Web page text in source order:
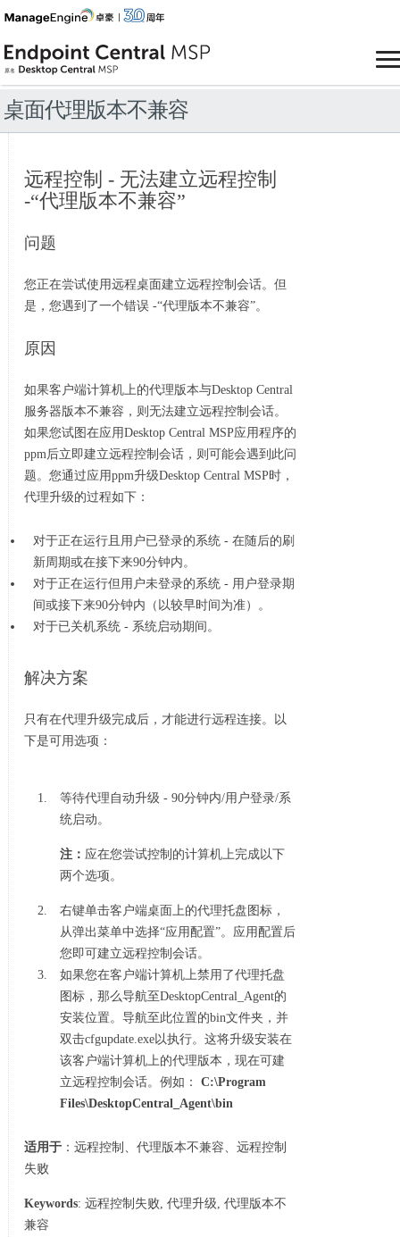
桌面代理版本不兼容
远程控制 - 无法建立远程控制
-“代理版本不兼容”
问题
您正在尝试使用远程桌面建立远程控制会话。但
是，您遇到了一个错误 -“代理版本不兼容”。
原因
如果客户端计算机上的代理版本与Desktop Central
服务器版本不兼容，则无法建立远程控制会话。
如果您试图在应用Desktop Central MSP应用程序的
ppm后立即建立远程控制会话，则可能会遇到此问
题。您通过应用ppm升级Desktop Central MSP时，
代理升级的过程如下：
对于正在运行且用户已登录的系统 - 在随后的刷
新周期或在接下来90分钟内。
对于正在运行但用户未登录的系统 - 用户登录期
间或接下来90分钟内（以较早时间为准）。
对于已关机系统 - 系统启动期间。
解决方案
只有在代理升级完成后，才能进行远程连接。以
下是可用选项：
等待代理自动升级 - 90分钟内/用户登录/系
统启动。
注： 应在您尝试控制的计算机上完成以下
两个选项。
右键单击客户端桌面上的代理托盘图标，
从弹出菜单中选择“应用配置”。应用配置后
您即可建立远程控制会话。
如果您在客户端计算机上禁用了代理托盘
图标，那么导航至DesktopCentral_Agent的
安装位置。导航至此位置的bin文件夹，并
双击cfgupdate.exe以执行。这将升级安装在
该客户端计算机上的代理版本，现在可建
立远程控制会话。例如：C:\Program
Files\DesktopCentral_Agent\bin
适用于 ：远程控制、代理版本不兼容、远程控制
失败
Keywords: 远程控制失败, 代理升级, 代理版本不
兼容